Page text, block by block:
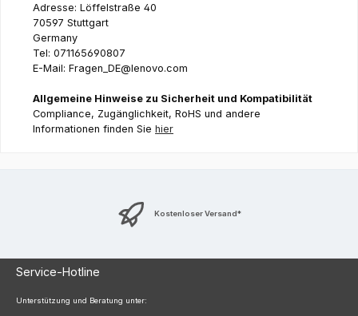
Adresse: Löffelstraße 40
70597 Stuttgart
Germany
Tel: 071165690807
E-Mail: Fragen_DE@lenovo.com
Allgemeine Hinweise zu Sicherheit und Kompatibilität
Compliance, Zugänglichkeit, RoHS und andere
Informationen finden Sie hier
Kostenloser Versand*
Service-Hotline
Unterstützung und Beratung unter: